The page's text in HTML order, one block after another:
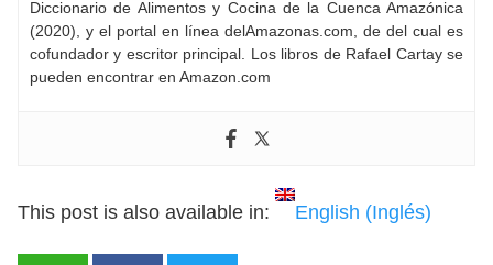
Diccionario de Alimentos y Cocina de la Cuenca Amazónica
(2020), y el portal en línea delAmazonas.com, de del cual es
cofundador y escritor principal. Los libros de Rafael Cartay se
pueden encontrar en Amazon.com
This post is also available in: English (Inglés)